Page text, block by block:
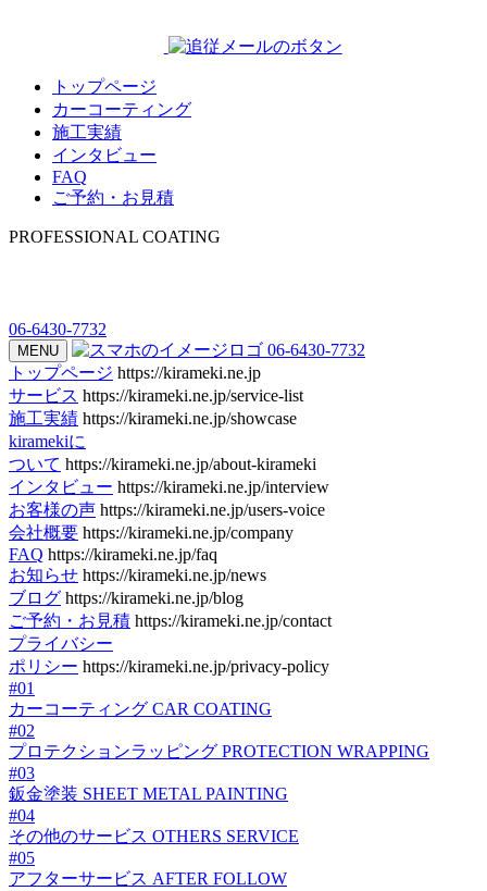
トップページ
カーコーティング
施工実績
インタビュー
FAQ
ご予約・お見積
PROFESSIONAL COATING
06-6430-7732
MENU
06-6430-7732
トップページ https://kirameki.ne.jp
サービス https://kirameki.ne.jp/service-list
施工実績 https://kirameki.ne.jp/showcase
kiramekiに
ついて https://kirameki.ne.jp/about-kirameki
インタビュー https://kirameki.ne.jp/interview
お客様の声 https://kirameki.ne.jp/users-voice
会社概要 https://kirameki.ne.jp/company
FAQ https://kirameki.ne.jp/faq
お知らせ https://kirameki.ne.jp/news
ブログ https://kirameki.ne.jp/blog
ご予約・お見積 https://kirameki.ne.jp/contact
プライバシー
ポリシー https://kirameki.ne.jp/privacy-policy
#01
カーコーティング CAR COATING
#02
プロテクションラッピング PROTECTION WRAPPING
#03
鈑金塗装 SHEET METAL PAINTING
#04
その他のサービス OTHERS SERVICE
#05
アフターサービス AFTER FOLLOW